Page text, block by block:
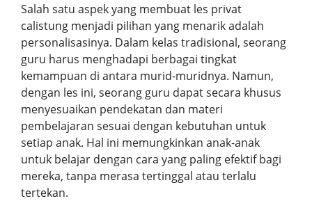
Salah satu aspek yang membuat les privat
calistung menjadi pilihan yang menarik adalah
personalisasinya. Dalam kelas tradisional, seorang
guru harus menghadapi berbagai tingkat
kemampuan di antara murid-muridnya. Namun,
dengan les ini, seorang guru dapat secara khusus
menyesuaikan pendekatan dan materi
pembelajaran sesuai dengan kebutuhan untuk
setiap anak. Hal ini memungkinkan anak-anak
untuk belajar dengan cara yang paling efektif bagi
mereka, tanpa merasa tertinggal atau terlalu
tertekan.